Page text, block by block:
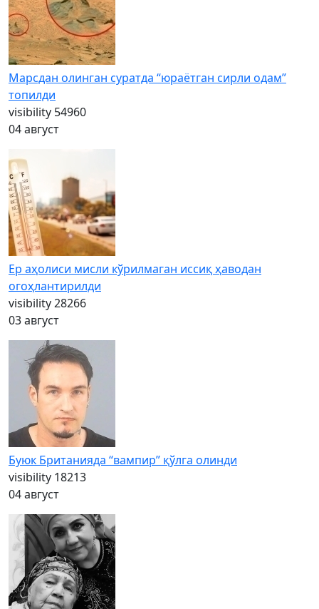
Марсдан олинган суратда “юраётган сирли одам”
топилди
visibility 54960
04 август
Ер аҳолиси мисли кўрилмаган иссиқ ҳаводан
огоҳлантирилди
visibility28266
03 август
Буюк Британияда “вампир” қўлга олинди
visibility 18213
04 август